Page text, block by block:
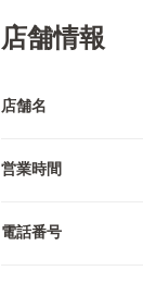
店舗情報
店舗名
営業時間
電話番号